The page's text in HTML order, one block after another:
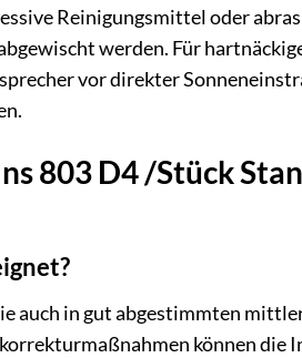
Reinigungsmittel oder
werden. Für
vor direkter
803 D4 /Stück
auch in gut abgestimmten
können die